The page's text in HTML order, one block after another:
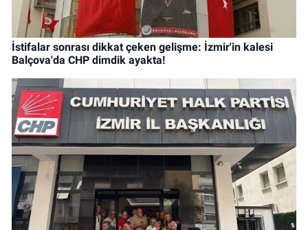
İstifalar sonrası dikkat çeken gelişme: İzmir'in kalesi
Balçova'da CHP dimdik ayakta!